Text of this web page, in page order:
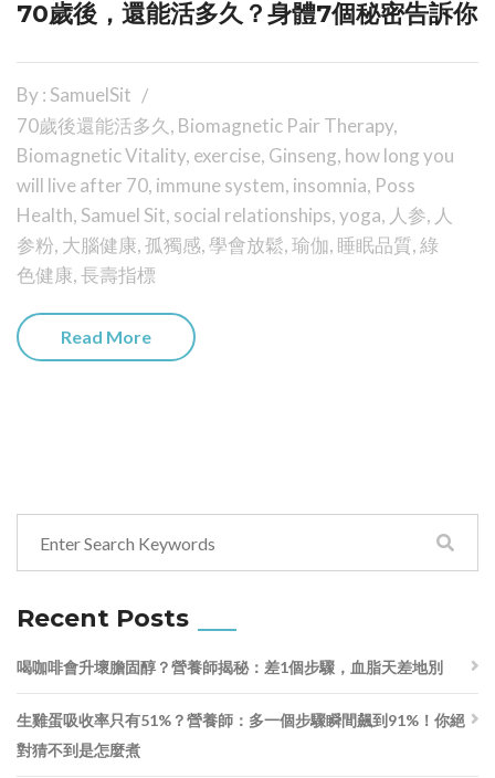
70歲後，還能活多久？身體7個秘密告訴你
By : SamuelSit
70歲後還能活多久, Biomagnetic Pair Therapy,
Biomagnetic Vitality, exercise, Ginseng, how long you
will live after 70, immune system, insomnia, Poss
Health, Samuel Sit, social relationships,yoga, 人参, 人
参粉, 大腦健康,孤獨感,學會放鬆,瑜伽, 睡眠品質,綠
色健康,長壽指標
Read More
Recent Posts
喝咖啡會升壞膽固醇？營養師揭秘：差1個步驟，血脂天差地別
生雞蛋吸收率只有51%？營養師：多一個步驟瞬間飆到91%！你絕
對猜不到是怎麼煮